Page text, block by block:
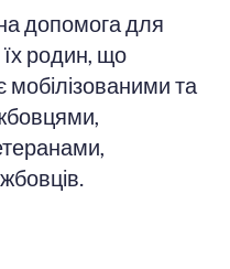
допомога для
їх родин, що
мобілізованими та